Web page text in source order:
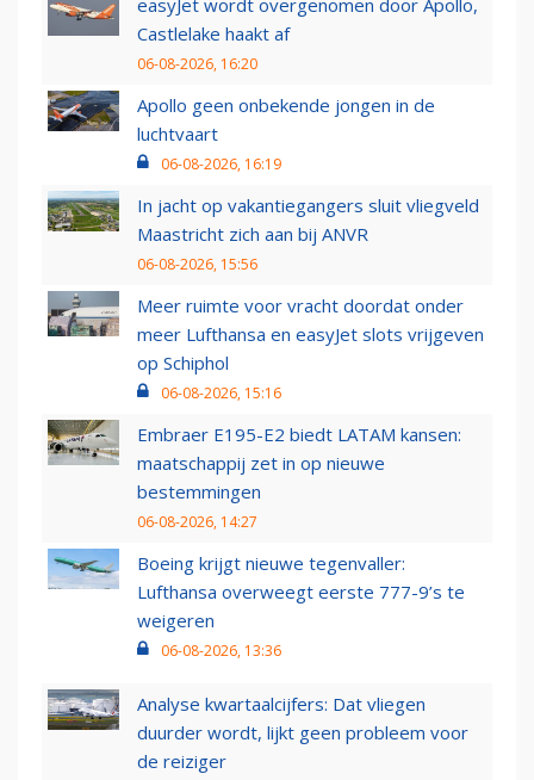
easyJet wordt overgenomen door Apollo,
Castlelake haakt af
06-08-2026, 16:20
Apollo geen onbekende jongen in de
luchtvaart
06-08-2026, 16:19
In jacht op vakantiegangers sluit vliegveld
Maastricht zich aan bij ANVR
06-08-2026, 15:56
Meer ruimte voor vracht doordat onder
meer Lufthansa en easyJet slots vrijgeven
op Schiphol
06-08-2026, 15:16
Embraer E195-E2 biedt LATAM kansen:
maatschappij zet in op nieuwe
bestemmingen
06-08-2026, 14:27
Boeing krijgt nieuwe tegenvaller:
Lufthansa overweegt eerste 777-9’s te
weigeren
06-08-2026, 13:36
Analyse kwartaalcijfers: Dat vliegen
duurder wordt, lijkt geen probleem voor
de reiziger